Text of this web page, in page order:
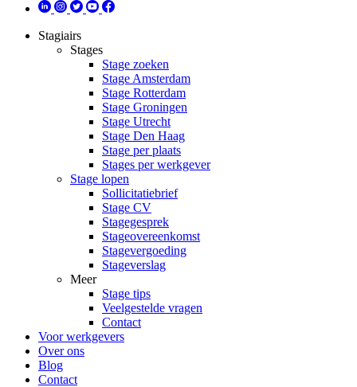
Stagiairs
Stages
Stage zoeken
Stage Amsterdam
Stage Rotterdam
Stage Groningen
Stage Utrecht
Stage Den Haag
Stage per plaats
Stages per werkgever
Stage lopen
Sollicitatiebrief
Stage CV
Stagegesprek
Stageovereenkomst
Stagevergoeding
Stageverslag
Meer
Stage tips
Veelgestelde vragen
Contact
Voor werkgevers
Over ons
Blog
Contact